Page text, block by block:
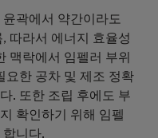
곽에서 약간이라도
따라서 에너지 효율성
맥락에서 임펠러 부위
요한 공차 및 제조 정확
. 또한 조립 후에도 부
확인하기 위해 임펠
니다.